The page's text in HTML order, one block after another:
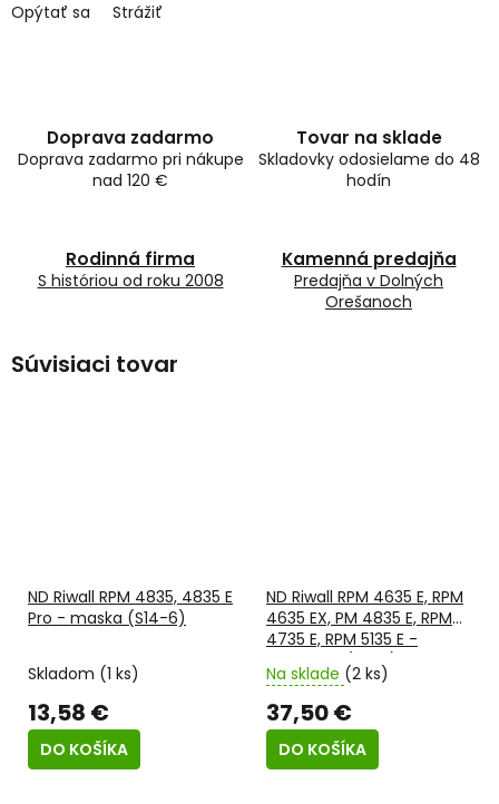
Opýtať sa Strážiť
Doprava zadarmo
Doprava zadarmo pri nákupe
nad 120 €
Tovar na sklade
Skladovky odosielame do 48
hodín
Rodinná firma
S históriou od roku 2008
Kamenná predajňa
Predajňa v Dolných
Orešanoch
Súvisiaci tovar
ND Riwall RPM 4835, 4835 E
Pro - maska (S14-6)
Skladom (1 ks)
13,58 €
DO KOŠÍKA
ND Riwall RPM 4635 E, RPM
4635 EX, PM 4835 E, RPM
4735 E, RPM 5135 E -
nabíjačka (K5-9)
Na sklade (2 ks)
37,50 €
DO KOŠÍKA